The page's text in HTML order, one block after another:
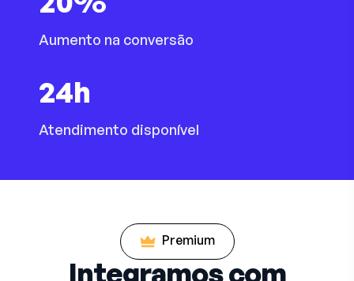
Aumento na conversão
24h
Atendimento disponível
Premium
Integramos com